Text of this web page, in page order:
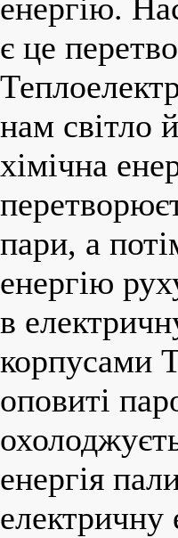
енергію.
є це
нам світло
хімічна
пари, а
енергію
в
корпусами
оповиті
енергія
електричну